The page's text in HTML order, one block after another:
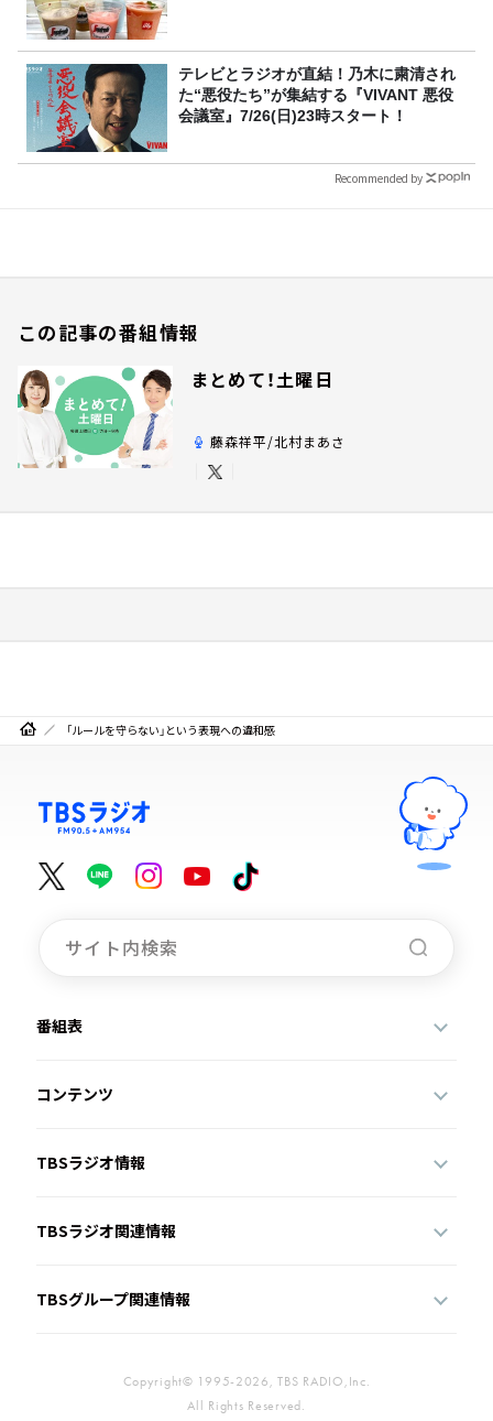
テレビとラジオが直結！乃木に粛清され
た“悪役たち”が集結する『VIVANT 悪役
会議室』7/26(日)23時スタート！
Recommended by
この記事の番組情報
まとめて！土曜日
藤森祥平/北村まあさ
「ルールを守らない」という表現への違和感
番組表
コンテンツ
TBSラジオ情報
TBSラジオ関連情報
TBSグループ関連情報
Copyright© 1995-2026, TBS RADIO,Inc.
All Rights Reserved.